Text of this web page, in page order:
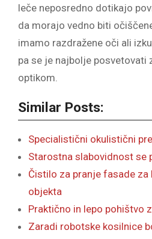
leče neposredno dotikajo
da morajo vedno biti
imamo razdražene oči ali
pa se je najbolje posvetovati
optikom.
Similar Posts:
Specialistični okulistični
Starostna slabovidnost se
Čistilo za pranje fasade
objekta
Praktično in lepo pohištvo
Zaradi robotske kosilnice